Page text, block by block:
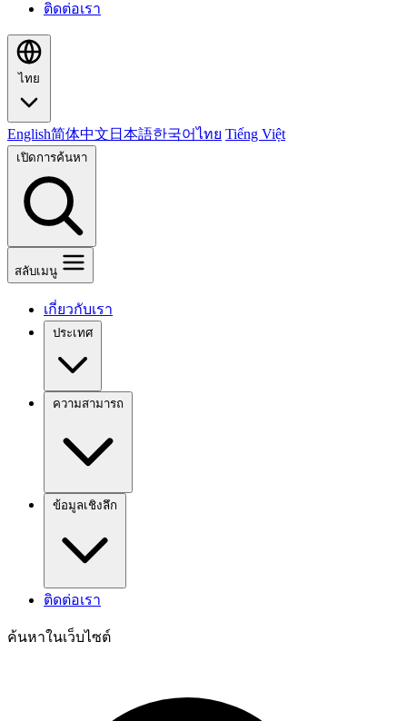
ติดต่อเรา
ไทย
English简体中文 日本語한국어ไทย Tiếng Việt
เปิดการค้นหา
สลับเมนู
เกี่ยวกับเรา
ประเทศ
ความสามารถ
ข้อมูลเชิงลึก
ติดต่อเรา
ค้นหาในเว็บไซต์